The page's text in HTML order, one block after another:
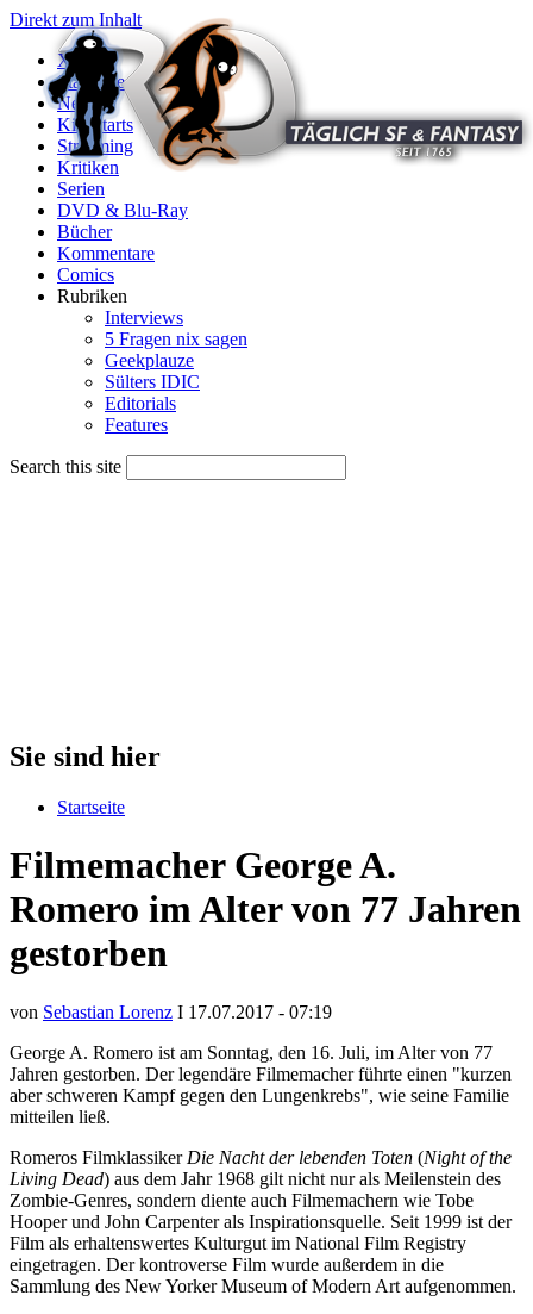
Direkt zum Inhalt
X
Startseite
News
Kinostarts
Streaming
Kritiken
Serien
DVD & Blu-Ray
Bücher
Kommentare
Comics
Rubriken
Interviews
5 Fragen nix sagen
Geekplauze
Sülters IDIC
Editorials
Features
Search this site
Sie sind hier
Startseite
Filmemacher George A.
Romero im Alter von 77 Jahren
gestorben
von Sebastian Lorenz I 17.07.2017 - 07:19
George A. Romero ist am Sonntag, den 16. Juli, im Alter von 77
Jahren gestorben. Der legendäre Filmemacher führte einen "kurzen
aber schweren Kampf gegen den Lungenkrebs", wie seine Familie
mitteilen ließ.
Romeros Filmklassiker Die Nacht der lebenden Toten (Night of the
Living Dead) aus dem Jahr 1968 gilt nicht nur als Meilenstein des
Zombie-Genres, sondern diente auch Filmemachern wie Tobe
Hooper und John Carpenter als Inspirationsquelle. Seit 1999 ist der
Film als erhaltenswertes Kulturgut im National Film Registry
eingetragen. Der kontroverse Film wurde außerdem in die
Sammlung des New Yorker Museum of Modern Art aufgenommen.